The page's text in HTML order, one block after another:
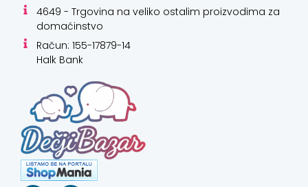
4649 - Trgovina na veliko ostalim proizvodima za
domaćinstvo
Račun: 155-17879-14
Halk Bank